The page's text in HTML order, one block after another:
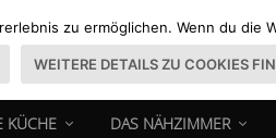
KÜCHE DAS NÄHZIMMER
zu ermöglichen. Wenn du
WEITERE DETAILS ZU COOKIES